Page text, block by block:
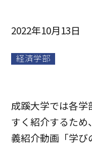
2022年10月13日
経済学部
成蹊大学では各
すく紹介するた
義紹介動画「学び